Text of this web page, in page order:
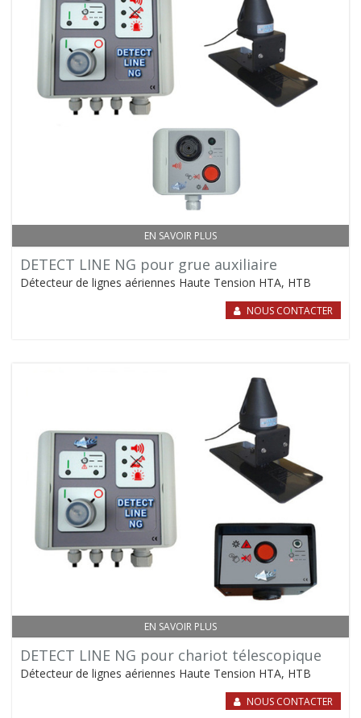
EN SAVOIR PLUS
DETECT LINE NG pour grue auxiliaire
Détecteur de lignes aériennes Haute Tension HTA, HTB
NOUS CONTACTER
EN SAVOIR PLUS
DETECT LINE NG pour chariot télescopique
Détecteur de lignes aériennes Haute Tension HTA, HTB
NOUS CONTACTER